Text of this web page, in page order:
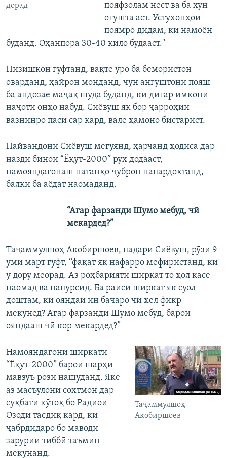
дорад
пояфзолам нест ва ба хун
оғушта аст. Устухонҳои
поямро дидам, ки намоён
буданд. Оҳанпора 30-40 кило будааст."
Пизишкон гуфтанд, вақте ӯро ба бемористон
оварданд, ҳайрон монданд, чун ангуштони пояш
ба андозае маҷақ шуда буданд, ки дигар имкони
наҷоти онҳо набуд. Сиёвуш як бор ҷарроҳии
вазнинро паси сар кард, вале ҳамоно бистарист.
Пайвандони Сиёвуш мегӯянд, ҳарчанд ҳодиса дар
назди бинои “Ёқут-2000” рух додааст,
намояндагонаш натанҳо ҷуброн напардохтанд,
балки ба аёдат наомаданд.
“Агар фарзанди Шумо мебуд, чӣ
мекардед?”
Таҷаммулшоҳ Акобиршоев, падари Сиёвуш, рӯзи 9-
уми март гуфт, “фақат як нафарро мефиристанд, ки
ӯ дору меорад. Аз роҳбарияти ширкат то ҳол касе
наомад ва напурсид. Ба раиси ширкат як суол
доштам, ки ояндаи ин бачаро чӣ хел фикр
мекунед? Агар фарзанди Шумо мебуд, барои
ояндааш чӣ кор мекардед?”
Таҷаммулшоҳ
Акобиршоев
Намояндагони ширкати
“Ёқут-2000” барои шарҳи
мавзуъ розӣ нашуданд. Яке
аз масъулони сохтмон дар
суҳбати кӯтоҳ бо Радиои
Озодӣ тасдиқ кард, ки
ҷабрдидаро бо маводи
зарурии тиббӣ таъмин
мекунанд.